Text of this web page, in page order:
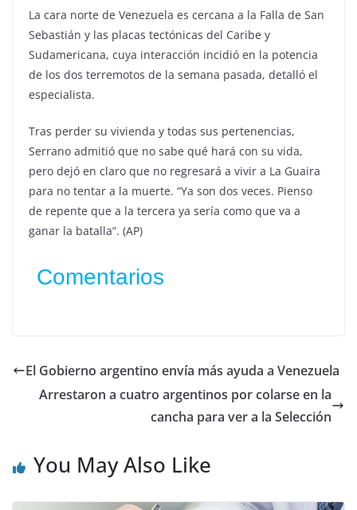
La cara norte de Venezuela es cercana a la Falla de San
Sebastián y las placas tectónicas del Caribe y
Sudamericana, cuya interacción incidió en la potencia
de los dos terremotos de la semana pasada, detalló el
especialista.
Tras perder su vivienda y todas sus pertenencias,
Serrano admitió que no sabe qué hará con su vida,
pero dejó en claro que no regresará a vivir a La Guaira
para no tentar a la muerte. “Ya son dos veces. Pienso
de repente que a la tercera ya sería como que va a
ganar la batalla”. (AP)
Comentarios
El Gobierno argentino envía más ayuda a Venezuela
Arrestaron a cuatro argentinos por colarse en la
cancha para ver a la Selección
You May Also Like